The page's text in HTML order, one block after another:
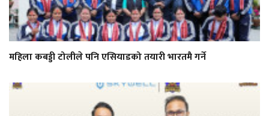
महिला कबड्डी टोलीले पनि एसियाडको तयारी भारतमै गर्ने